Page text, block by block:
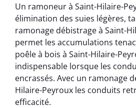
Un ramoneur à Saint-Hilaire-
élimination des suies légères,
ramonage débistrage à Saint-
permet les accumulations
poêle à bois à Saint-Hilaire-
indispensable lorsque les
encrassés. Avec un ramonage
Hilaire-Peyroux les conduits
efficacité.